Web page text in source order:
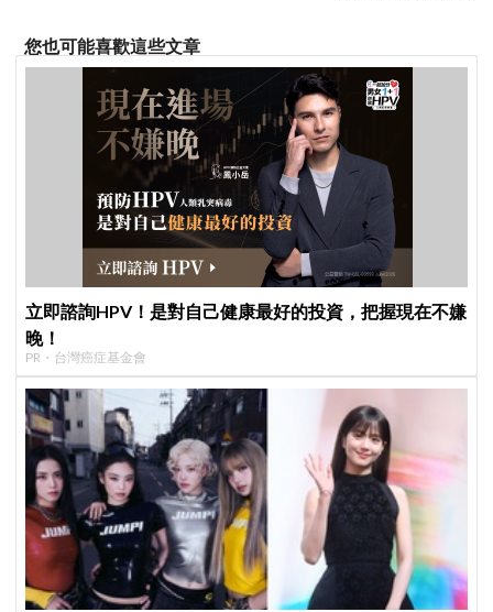
您也可能喜歡這些文章
立即諮詢HPV！是對自己健康最好的投資，把握現在不嫌
晚！
PR・台灣癌症基金會